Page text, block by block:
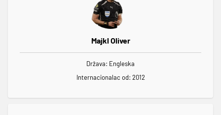
Majkl Oliver
Država: Engleska
Internacionalac od: 2012